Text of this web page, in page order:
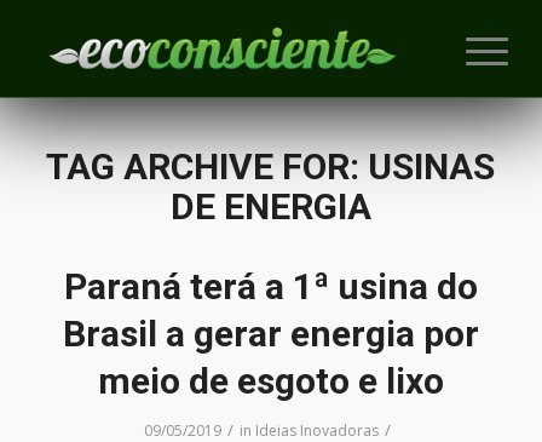
TAG ARCHIVE FOR:USINAS
DE ENERGIA
Paraná terá a 1ª usina do
Brasil a gerar energia por
meio de esgoto e lixo
09/05/2019 / in Ideias Inovadoras /